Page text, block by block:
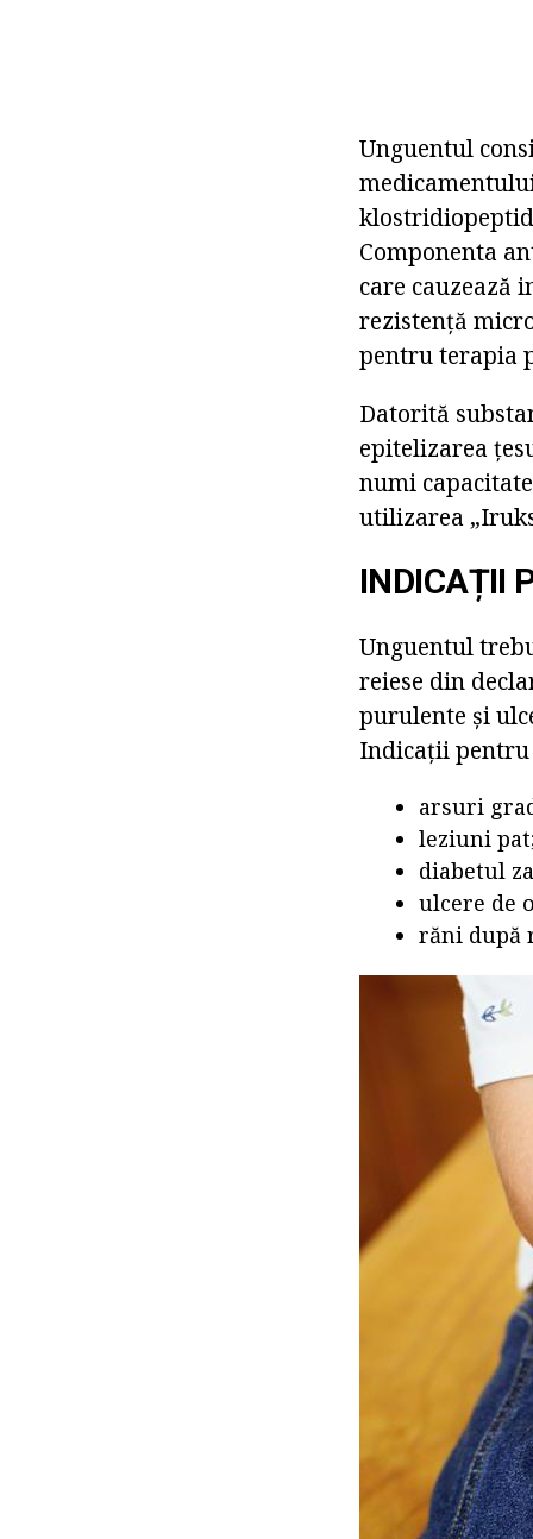
Unguentul
Componenta
care cauzează
rezistență
pentru terapia
Datorită
epitelizarea
numi
utilizarea
INDICAȚII
Unguentul
reiese din
purulente și
Indicații
arsuri
leziuni
diabetul
ulcere de
răni după